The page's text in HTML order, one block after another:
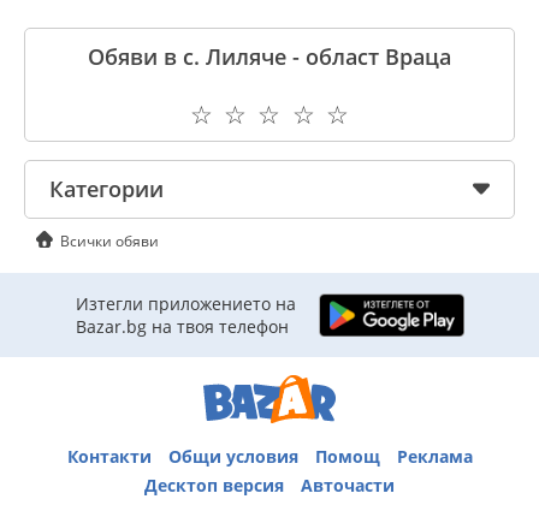
Обяви в с. Лиляче - област Враца
☆
☆
☆
☆
☆
Категории
Всички обяви
Изтегли приложението на
Bazar.bg на твоя телефон
Контакти Общи условия Помощ
Реклама
Десктоп версия
Авточасти